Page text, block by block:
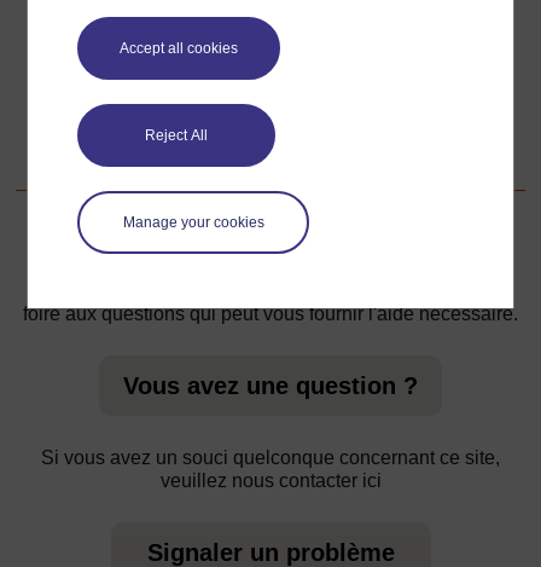
Accept all cookies
Reject All
Manage your cookies
Ressource 4 : Objets en 3D
Section numéro 4 : Exploration de la symétrie
foire aux questions qui peut vous fournir l'aide nécessaire.
Vous avez une question ?
Si vous avez un souci quelconque concernant ce site,
veuillez nous contacter ici
Signaler un problème